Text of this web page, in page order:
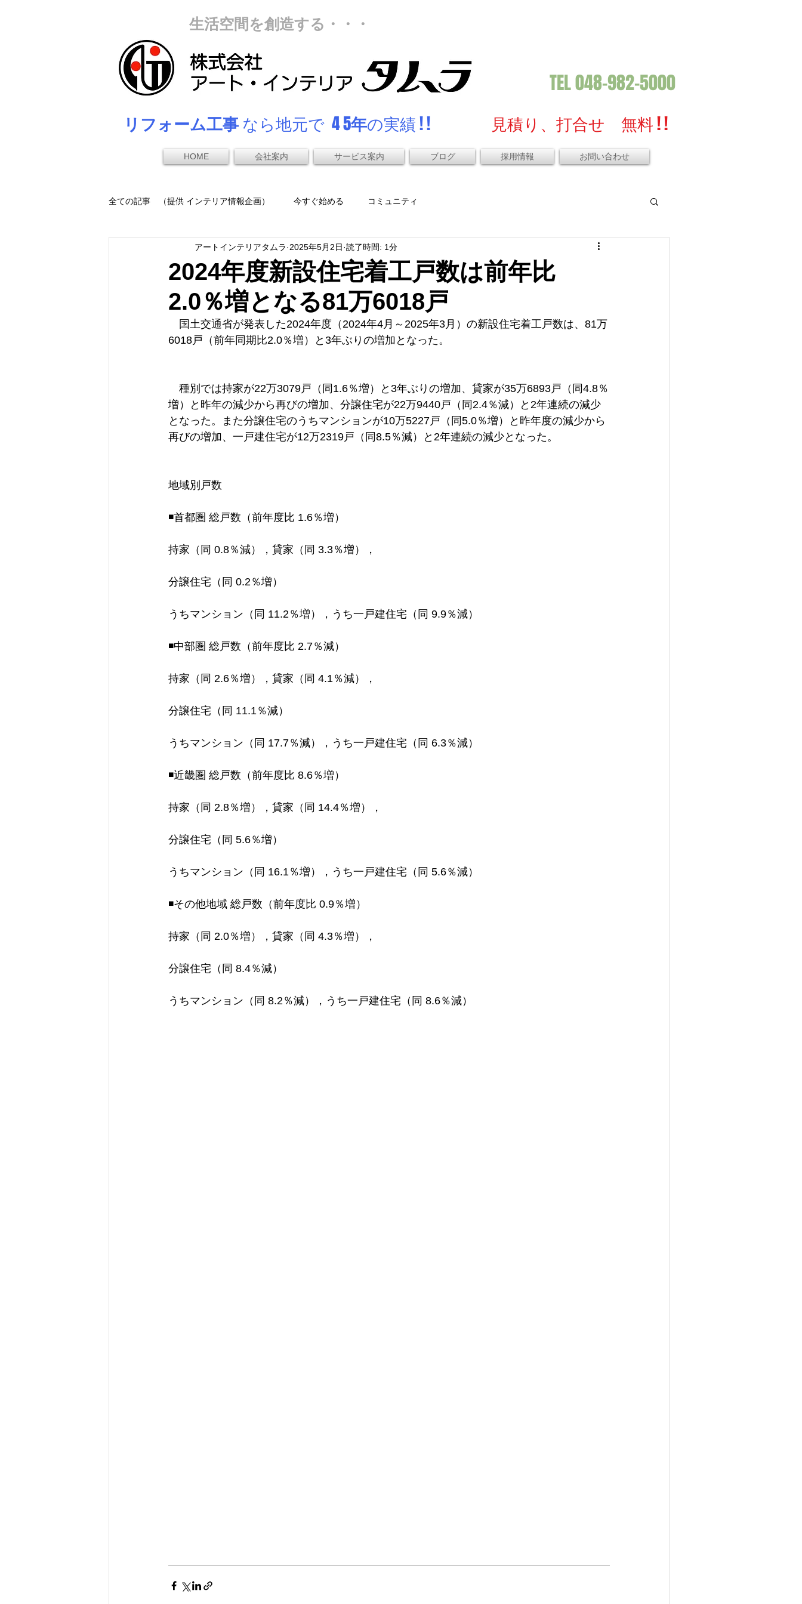
生活空間を創造する・・・
TEL 048-982-5000
リフォーム工事なら地元で 4 5年の実績 ! ! 見積り、打合せ 無料 ! !
HOME 会社案内 サービス案内 ブログ 採用情報 お問い合わせ
全ての記事 （提供 インテリア情報企画） 今すぐ始める コミュニティ
2024年度新設住宅着工戸数は前年比
2.0％増となる81万6018戸
アートインテリアタムラ 2025年5月2日 読了時間: 1分
国土交通省が発表した2024年度（2024年4月～2025年3月）の新設住宅着工戸数は、81万
6018戸（前年同期比2.0％増）と3年ぶりの増加となった。
種別では持家が22万3079戸（同1.6％増）と3年ぶりの増加、貸家が35万6893戸（同4.8％
増）と昨年の減少から再びの増加、分譲住宅が22万9440戸（同2.4％減）と2年連続の減少
となった。また分譲住宅のうちマンションが10万5227戸（同5.0％増）と昨年度の減少から
再びの増加、一戸建住宅が12万2319戸（同8.5％減）と2年連続の減少となった。
地域別戸数
◾️首都圏 総戸数（前年度比 1.6％増）
持家（同 0.8％減），貸家（同 3.3％増），
分譲住宅（同 0.2％増）
うちマンション（同 11.2％増），うち一戸建住宅（同 9.9％減）
◾️中部圏 総戸数（前年度比 2.7％減）
持家（同 2.6％増），貸家（同 4.1％減），
分譲住宅（同 11.1％減）
うちマンション（同 17.7％減），うち一戸建住宅（同 6.3％減）
◾️近畿圏 総戸数（前年度比 8.6％増）
持家（同 2.8％増），貸家（同 14.4％増），
分譲住宅（同 5.6％増）
うちマンション（同 16.1％増），うち一戸建住宅（同 5.6％減）
◾️その他地域 総戸数（前年度比 0.9％増）
持家（同 2.0％増），貸家（同 4.3％増），
分譲住宅（同 8.4％減）
うちマンション（同 8.2％減），うち一戸建住宅（同 8.6％減）